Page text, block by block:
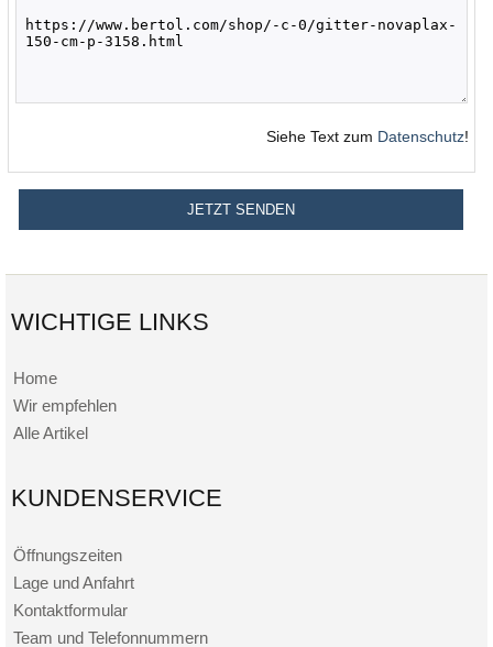
Siehe Text zum Datenschutz!
WICHTIGE LINKS
Home
Wir empfehlen
Alle Artikel
KUNDENSERVICE
Öffnungszeiten
Lage und Anfahrt
Kontaktformular
Team und Telefonnummern